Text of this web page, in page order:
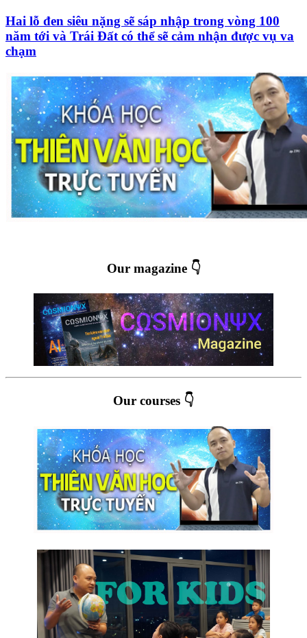
Hai lỗ đen siêu nặng sẽ sáp nhập trong vòng 100
năm tới và Trái Đất có thể sẽ cảm nhận được vụ va
chạm
Our magazine 👇
Our courses 👇